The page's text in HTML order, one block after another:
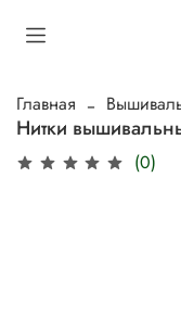
Главная
Нитки
(0)